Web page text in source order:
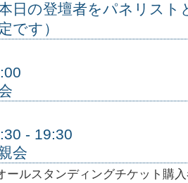
本日の登壇者をパネリス
です）
- 19:30
会
ールスタンディングチケット購